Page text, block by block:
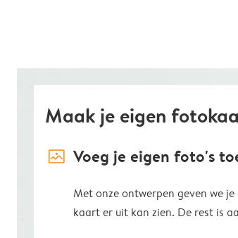
Maak je eigen
image_placeholder Voeg je eigen foto's
Met onze ontwerpen geven we
kaart er uit kan zien. De rest is